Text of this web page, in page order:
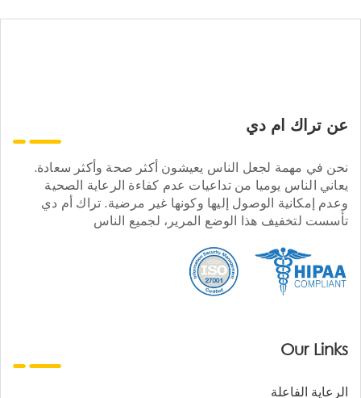
عن تراك ام دي
نحن في مهمة لجعل الناس يعيشون أكثر صحة وأكثر سعادة.
يعاني الناس يوميا من تداعيات عدم كفاءة الرعاية الصحية
وعدم إمكانية الوصول إليها وكونها غير مرضية. تراك أم دي
تأسست لتخفيف هذا الوضع المرير، لجميع الناس
Our Links
الرعاية الفاعلة